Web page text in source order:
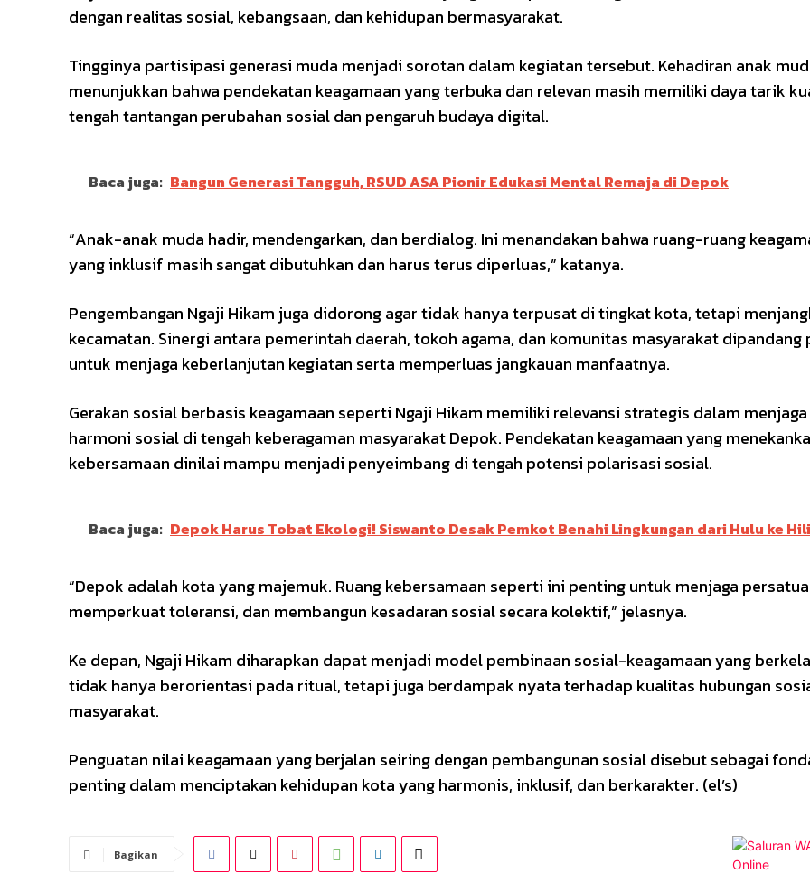
dengan realitas sosial, kebangsaan, dan kehidupan bermasyarakat.
Tingginya partisipasi generasi muda menjadi sorotan dalam kegiatan tersebut. Kehadiran anak
menunjukkan bahwa pendekatan keagamaan yang terbuka dan relevan masih memiliki daya tarik
tengah tantangan perubahan sosial dan pengaruh budaya digital.
Baca juga: Bangun Generasi Tangguh, RSUD ASA Pionir Edukasi Mental Remaja di Depok
“Anak-anak muda hadir, mendengarkan, dan berdialog. Ini menandakan bahwa ruang-ruang
yang inklusif masih sangat dibutuhkan dan harus terus diperluas,” katanya.
Pengembangan Ngaji Hikam juga didorong agar tidak hanya terpusat di tingkat kota, tetapi
kecamatan. Sinergi antara pemerintah daerah, tokoh agama, dan komunitas masyarakat dipandang
untuk menjaga keberlanjutan kegiatan serta memperluas jangkauan manfaatnya.
Gerakan sosial berbasis keagamaan seperti Ngaji Hikam memiliki relevansi strategis dalam menjaga
harmoni sosial di tengah keberagaman masyarakat Depok. Pendekatan keagamaan yang
kebersamaan dinilai mampu menjadi penyeimbang di tengah potensi polarisasi sosial.
Baca juga: Depok Harus Tobat Ekologi! Siswanto Desak Pemkot Benahi Lingkungan dari Hulu ke
“Depok adalah kota yang majemuk. Ruang kebersamaan seperti ini penting untuk menjaga
memperkuat toleransi, dan membangun kesadaran sosial secara kolektif,” jelasnya.
Ke depan, Ngaji Hikam diharapkan dapat menjadi model pembinaan sosial-keagamaan yang
tidak hanya berorientasi pada ritual, tetapi juga berdampak nyata terhadap kualitas hubungan
masyarakat.
Penguatan nilai keagamaan yang berjalan seiring dengan pembangunan sosial disebut sebagai
penting dalam menciptakan kehidupan kota yang harmonis, inklusif, dan berkarakter. (el’s)
Bagikan